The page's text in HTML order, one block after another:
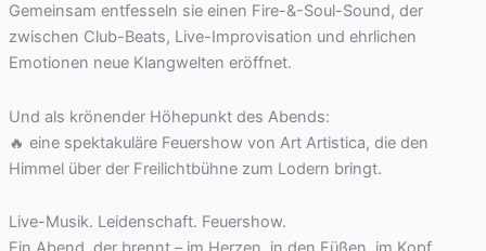
Gemeinsam entfesseln sie einen Fire-&-Soul-Sound, der
zwischen Club-Beats, Live-Improvisation und ehrlichen
Emotionen neue Klangwelten eröffnet.
Und als krönender Höhepunkt des Abends:
🔥 eine spektakuläre Feuershow von Art Artistica, die den
Himmel über der Freilichtbühne zum Lodern bringt.
Live-Musik. Leidenschaft. Feuershow.